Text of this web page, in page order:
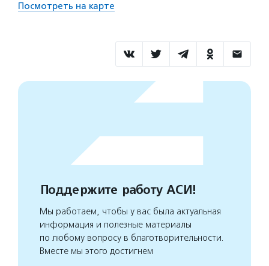
Посмотреть на карте
Поддержите работу АСИ!
Мы работаем, чтобы у вас была актуальная
информация и полезные материалы
по любому вопросу в благотворительности.
Вместе мы этого достигнем